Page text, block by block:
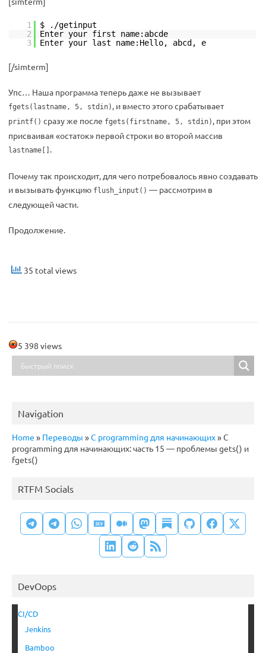
1
$ ./getinput
2
Enter your first name:abcde
3
Enter your last name:Hello, abcd, e
[/simterm]
Упс… Наша программа теперь даже не вызывает
fgets(lastname, 5, stdin) , и вместо этого срабатывает
printf() сразу же после fgets(firstname, 5, stdin) , при этом
присваивая «остаток» первой строки во второй массив
lastname[] .
Почему так происходит, для чего потребовалось явно создавать
и вызывать функцию flush_input() — рассмотрим в
следующей части.
Продолжение.
35 total views
5 398 views
Navigation
Home » Переводы »C programming для начинающих»C
programming для начинающих: часть 15 — проблемы gets() и
fgets()
RTFM Socials
DevOops
CI/CD
Jenkins
Bamboo